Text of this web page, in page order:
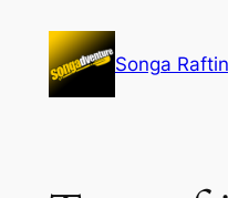
konten
Songa